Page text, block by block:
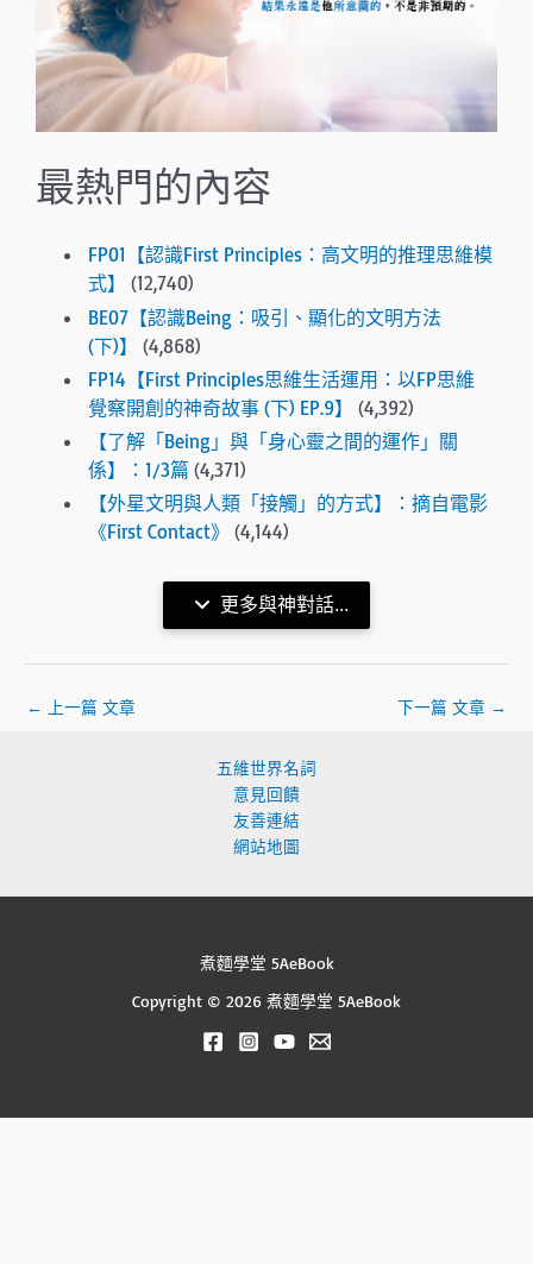
最熱門的內容
FP01【認識First Principles：高文明的推理思維模
式】
(12,740)
BE07【認識Being：吸引、顯化的文明方法
(下)】
(4,868)
FP14【First Principles思維生活運用：以FP思維
覺察開創的神奇故事 (下) EP.9】
(4,392)
【了解「Being」與「身心靈之間的運作」關
係】：1/3篇 (4,371)
【外星文明與人類「接觸」的方式】：摘自電影
《First Contact》
(4,144)
更多與神對話...
← 上一篇 文章 下一篇 文章 →
五維世界名詞
意見回饋
友善連結
網站地圖
煮麵學堂 5AeBook
Copyright © 2026 煮麵學堂 5AeBook